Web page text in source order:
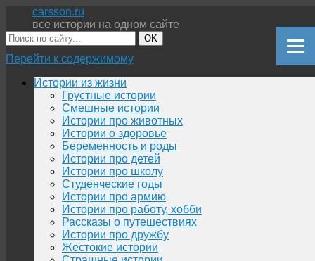
carsson.ru
все истории на одном сайте
OK
Перейти к содержимому
Истории из жизни
Грустные истории
Смешные истории
Истории про животных
Истории о здоровье
Беременность и роды
Истории про детей
Истории про школу
Студенческие годы
Истории про армию
Истории про работу, хобби
Рассказы о путешествиях
Истории про дружбу
Жестокие истории